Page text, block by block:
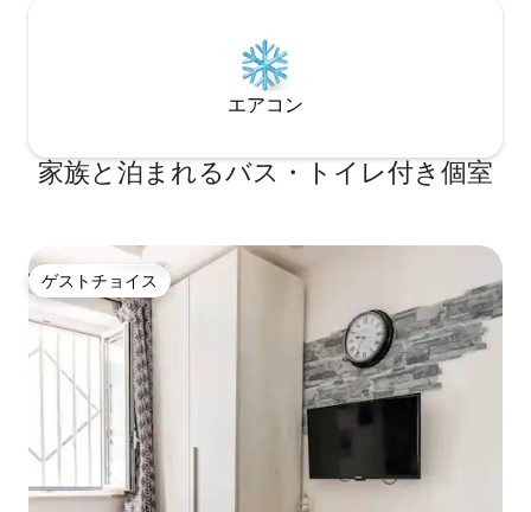
エアコン
家族と泊まれるバス・トイレ付き個室
ゲストチョイス
ゲストチョイス